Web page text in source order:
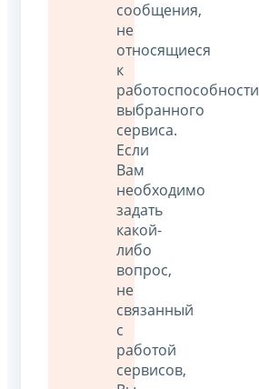
сообщения,
не
относящиеся
к
работоспособности
выбранного
сервиса.
Если
Вам
необходимо
задать
какой-
либо
вопрос,
не
связанный
с
работой
сервисов,